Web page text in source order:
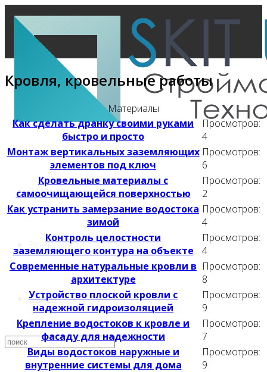
Главная
Все новости
Видео
Кровля, кровельные работы
Материалы
Как сделать дранку своими руками
быстро и просто
Просмотров:
4
Монтаж вертикальных заземляющих
элементов под ключ
Просмотров:
6
Кровельные материалы с
самоочищающейся поверхностью
Просмотров:
2
Как устранить замерзание водостока
зимой
Просмотров:
4
Контроль целостности
заземляющего контура на объекте
Просмотров:
4
Современные натуральные кровли в
архитектуре
Просмотров:
8
Устройство плоской кровли с
надежной гидроизоляцией
Просмотров:
9
Крепление водостоков к кровле и
фасаду для надежности
Просмотров:
7
Виды водостоков наружные и
внутренние системы для дома
Просмотров:
9